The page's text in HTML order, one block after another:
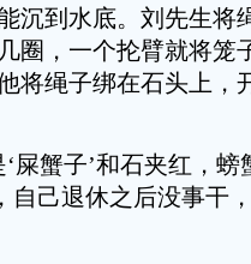
沉到水底。刘先生将
圈，一个抡臂就将笼
将绳子绑在石头上，
蟹子’和石夹红，螃
自己退休之后没事干